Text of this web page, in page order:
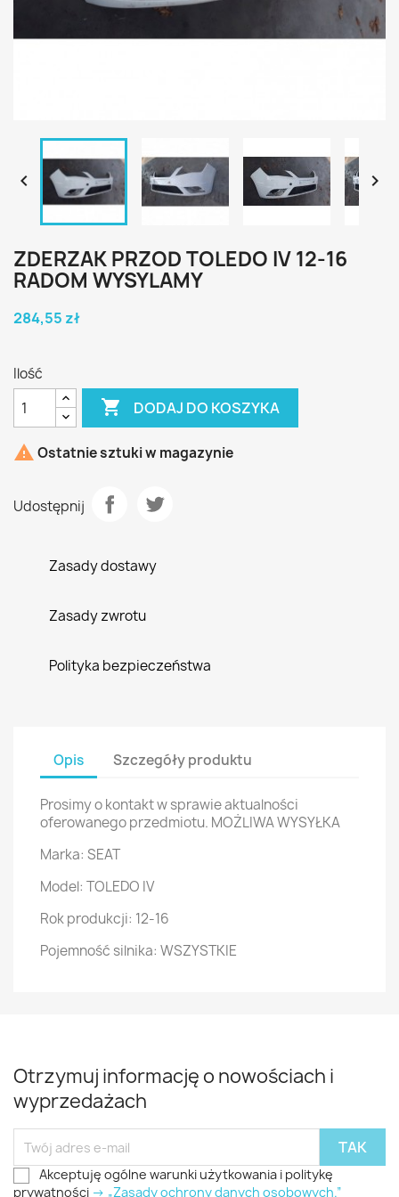
 
ZDERZAK PRZOD TOLEDO IV 12-16
RADOM WYSYLAMY
284,55 zł
Ilość
 DODAJ DO KOSZYKA
 Ostatnie sztuki w magazynie
Udostępnij
Zasady dostawy
Zasady zwrotu
Polityka bezpieczeństwa
Opis Szczegóły produktu
Prosimy o kontakt w sprawie aktualności
oferowanego przedmiotu. MOŻLIWA WYSYŁKA
Marka: SEAT
Model: TOLEDO IV
Rok produkcji: 12-16
Pojemność silnika: WSZYSTKIE
Otrzymuj informację o nowościach i
wyprzedażach
Akceptuję ogólne warunki użytkowania i politykę
prywatności -> „Zasady ochrony danych osobowych.”